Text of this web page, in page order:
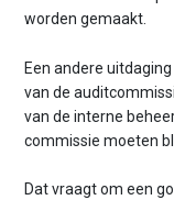
worden gemaakt.
Een andere
van de
van de interne
commissie moeten
Dat vraagt om een